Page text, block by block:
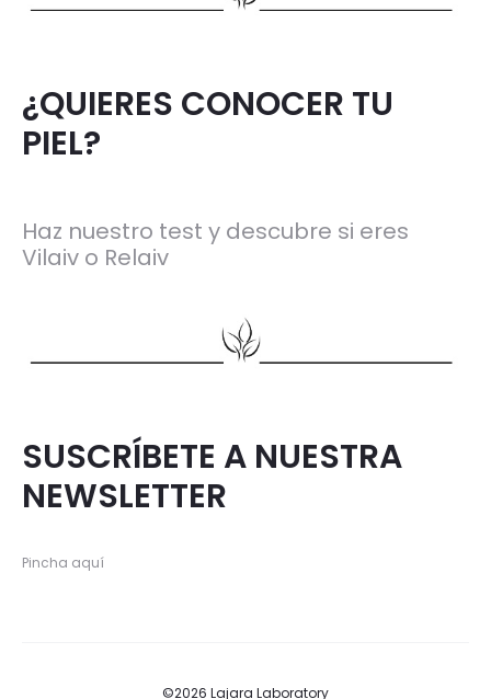
¿QUIERES CONOCER TU
PIEL?
Haz nuestro test y descubre si eres
Vilaiv o Relaiv
SUSCRÍBETE A NUESTRA
NEWSLETTER
Pincha aquí
©2026 Lajara Laboratory